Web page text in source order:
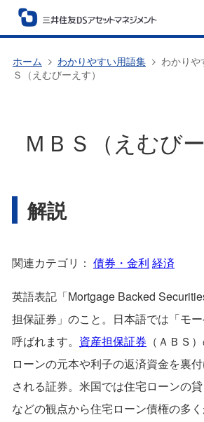
ホーム わかりやすい用語集
わかりや
Ｓ（えむびーえす）
ＭＢＳ（えむびー
解説
関連カテゴリ： 債券・金利 経済
英語表記「Mortgage Backed
担保証券」のこと。日本語では「モ
呼ばれます。 資産担保証券 （ＡＢＳ
ローンの元本や利子の返済資金を裏
される証券。米国では住宅ローンの
などの観点から住宅ローン債権の多